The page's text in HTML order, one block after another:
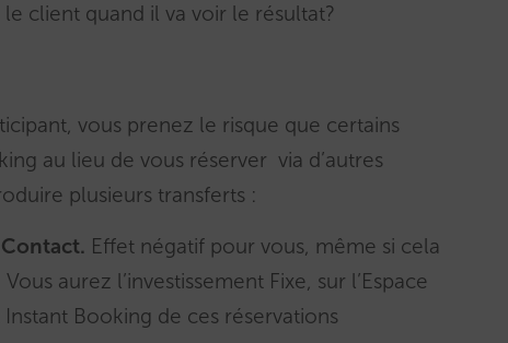
client quand il va voir le résultat?
vous prenez le risque que certains
au lieu de vous réserver via d’autres
plusieurs transferts :
Effet négatif pour vous, même si cela
aurez l’investissement Fixe, sur l’Espace
Booking de ces réservations